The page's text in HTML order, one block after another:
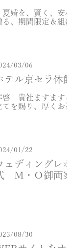
夏婚を、賢く、
る、期間限定＆
03/06
テル京セラ休
啓 貴社ますます
てを賜り、厚く
01/22
ェディングレ
Ｍ・Ｏ御両
08/30